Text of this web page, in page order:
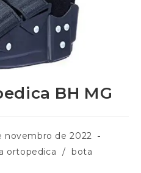
BH MG
novembro de 2022
ortopedica / bota